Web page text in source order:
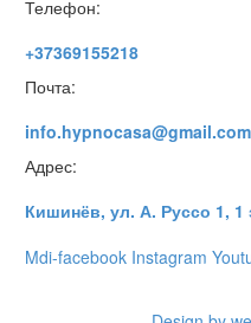
Телефон:
+37369155218
Почта:
info.hypnocasa@gmail.com
Адрес:
Кишинёв, ул. А. Руссо 1, 1
Mdi-facebook Instagram